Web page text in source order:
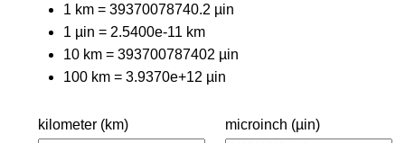
1 km = 39370078740.2 µin
1 µin = 2.5400e-11 km
10 km = 393700787402 µin
100 km = 3.9370e+12 µin
kilometer (km) microinch (µin)